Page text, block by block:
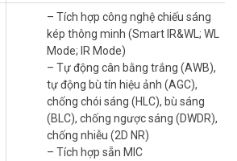
minh, nhìn rõ cả ban đêm
DAHUA DH-HAC-T1A21P-U-IL-A là công
minh. Camera có thể tự động chuyển đổi
(IR) và ánh sáng trắng (White Light) tùy
sáng môi trường.
Cho phép camera quan sát rõ nét trong
– Tích hợp công nghệ chiếu sáng
kép thông minh (Smart IR&WL; WL
Mode; IR Mode)
– Tự động cân bằng trắng (AWB),
tự động bù tín hiệu ảnh (AGC),
chống chói sáng (HLC), bù sáng
(BLC), chống ngược sáng (DWDR),
chống nhiễu (2D NR)
– Tích hợp sẵn MIC